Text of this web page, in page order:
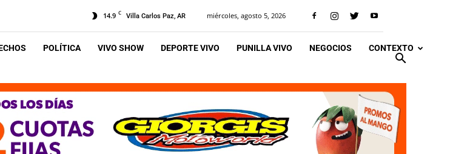
14.9 C Villa Carlos Paz, AR miércoles, agosto 5, 2026
POLÍTICA VIVO SHOW DEPORTE VIVO PUNILLA VIVO NEGOCIOS CONTEXTO